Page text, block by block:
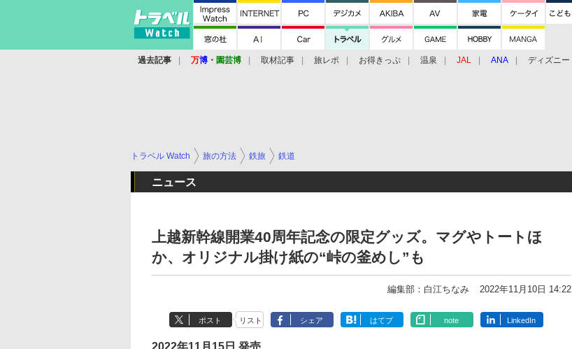
過去記事 万博 ・ 園芸博 取材記事 旅レポ お得きっぷ 温泉 JAL ANA ディズニー
トラベル Watch 旅の方法 鉄旅 鉄道
ニュース
上越新幹線開業40周年記念の限定グッズ。マグやトートほ
か、オリジナル掛け紙の“峠の釜めし”も
編集部：白江ちなみ 2022年11月10日 14:22
ポスト リスト シェア はてブ note LinkedIn
2022年11月15日 発売